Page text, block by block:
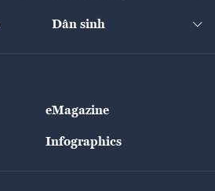
Nông sản
Giải trí
Dân sinh
eMagazine
Infographics